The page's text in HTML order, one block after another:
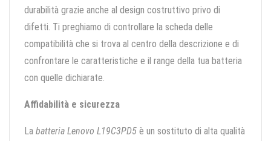
durabilità grazie anche al design costruttivo privo di
difetti. Ti preghiamo di controllare la scheda delle
compatibilità che si trova al centro della descrizione e di
confrontare le caratteristiche e il range della tua batteria
con quelle dichiarate.
Affidabilità e sicurezza
La batteria Lenovo L19C3PD5 è un sostituto di alta qualità